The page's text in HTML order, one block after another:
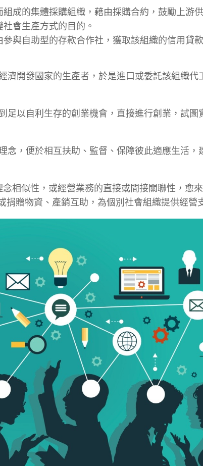
成的集體採購組織，藉由採購合約，鼓勵上游
會生產方式的目的。
與自助型的存款合作社，獲取該組織的信用貸
濟開發國家的生產者，於是進口或委託該組織代
足以自利生存的創業機會，直接進行創業，試圖
念，便於相互扶助、監督、保障彼此適應生活，
相似性，或經營業務的直接或間接關聯性，愈
贈物資、產銷互助，為個別社會組織提供經營